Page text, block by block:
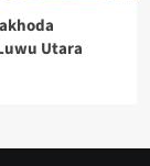
Utara